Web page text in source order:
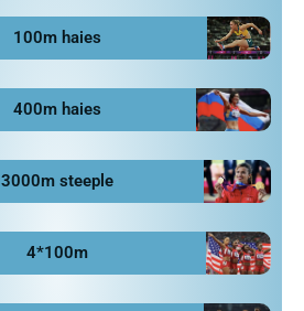
100m haies
400m haies
3000m steeple
4*100m